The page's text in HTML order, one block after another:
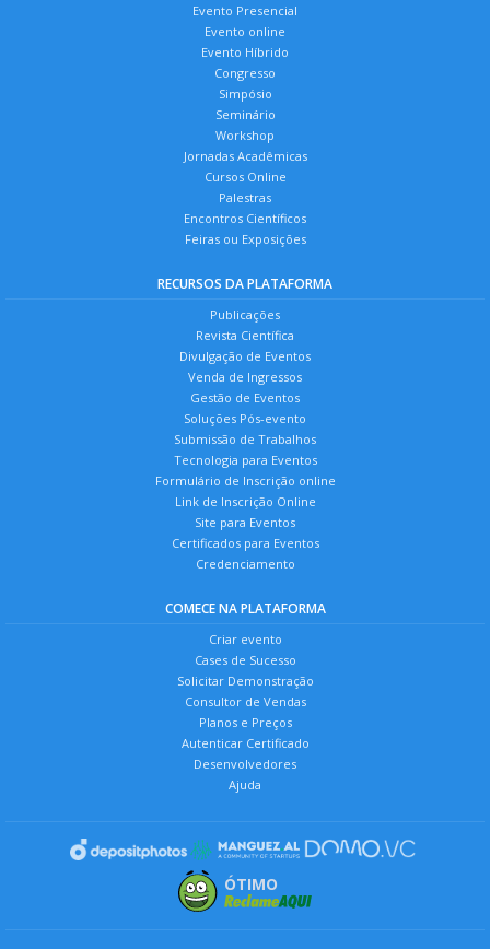
Evento Presencial
Evento online
Evento Híbrido
Congresso
Simpósio
Seminário
Workshop
Jornadas Acadêmicas
Cursos Online
Palestras
Encontros Científicos
Feiras ou Exposições
RECURSOS DA PLATAFORMA
Publicações
Revista Científica
Divulgação de Eventos
Venda de Ingressos
Gestão de Eventos
Soluções Pós-evento
Submissão de Trabalhos
Tecnologia para Eventos
Formulário de Inscrição online
Link de Inscrição Online
Site para Eventos
Certificados para Eventos
Credenciamento
COMECE NA PLATAFORMA
Criar evento
Cases de Sucesso
Solicitar Demonstração
Consultor de Vendas
Planos e Preços
Autenticar Certificado
Desenvolvedores
Ajuda
ÓTIMO